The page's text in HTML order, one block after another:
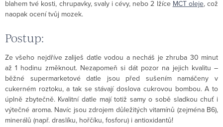
blahem tvé kosti, chrupavky, svaly i cévy, nebo 2 lžíce MCT oleje, což
naopak ocení tvůj mozek.
Postup:
Ze všeho nejdříve zaliješ datle vodou a necháš je zhruba 30 minut
až 1 hodinu změknout. Nezapomeň si dát pozor na jejich kvalitu –
běžné supermarketové datle jsou před sušením namáčeny v
cukerném roztoku, a tak se stávají doslova cukrovou bombou. A to
úplně zbytečně. Kvalitní datle mají totiž samy o sobě sladkou chuť i
výtečné aroma. Navíc jsou zdrojem důležitých vitamínů (zejména B6),
minerálů (např. draslíku, hořčíku, fosforu) i antioxidantů!